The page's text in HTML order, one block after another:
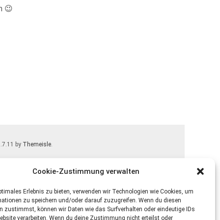
Cookie-Zustimmung verwalten
Erlebnis zu bieten, verwenden wir Technologien wie Cookies, um
zu speichern und/oder darauf zuzugreifen. Wenn du diesen
zustimmst, können wir Daten wie das Surfverhalten oder eindeutige IDs
verarbeiten. Wenn du deine Zustimmung nicht erteilst oder
😉
by Themeisle.